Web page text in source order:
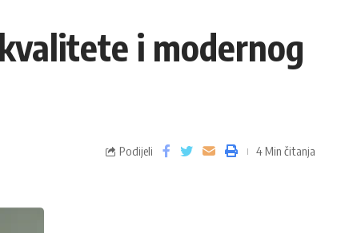
i modernog
Podijeli 4 Min čitanja